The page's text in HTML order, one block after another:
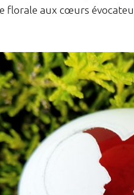
florale aux cœurs